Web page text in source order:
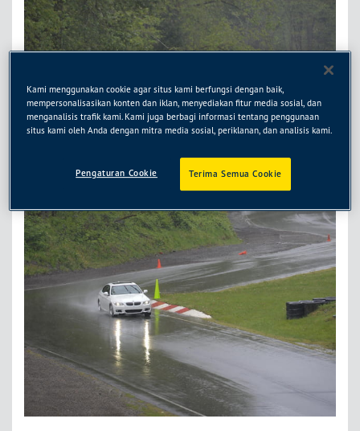
Kami menggunakan cookie agar situs kami berfungsi dengan baik,
mempersonalisasikan konten dan iklan, menyediakan fitur media sosial, dan
menganalisis trafik kami. Kami juga berbagi informasi tentang penggunaan
situs kami oleh Anda dengan mitra media sosial, periklanan, dan analisis kami.
Terima Semua Cookie
Pengaturan Cookie